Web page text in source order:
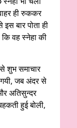
ही रुककर
बार पोता ही
वह स्नेहा की
शुभ समाचार
जब अंदर से
अतिसुन्दर
हुई बोली,